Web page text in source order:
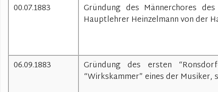
00.07.1883
Gründung des Männerchores
Hauptlehrer Heinzelmann von der
06.09.1883
Gründung des ersten
“Wirkskammer” eines der